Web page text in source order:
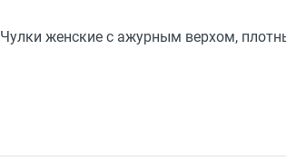
Чулки женские с ажурным верхом,